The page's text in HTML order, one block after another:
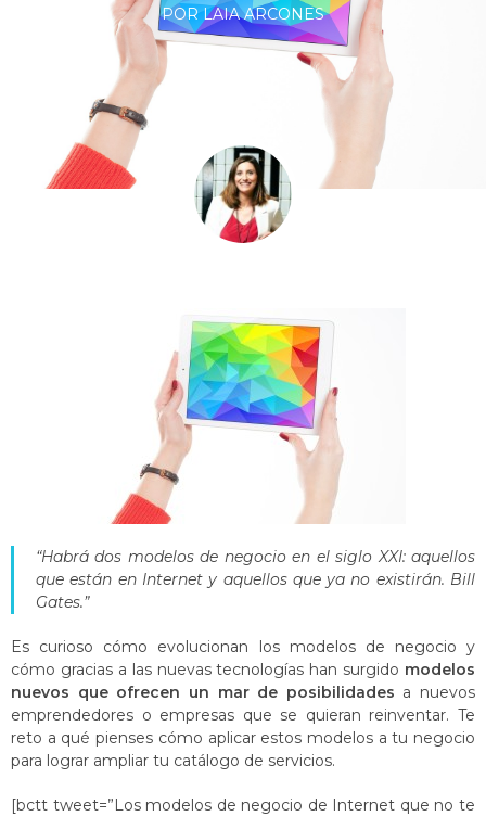
POR LAIA ARCONES
“Habrá dos modelos de negocio en el siglo XXI: aquellos
que están en Internet y aquellos que ya no existirán. Bill
Gates.”
Es curioso cómo evolucionan los modelos de negocio y
cómo gracias a las nuevas tecnologías han surgido modelos
nuevos que ofrecen un mar de posibilidades a nuevos
emprendedores o empresas que se quieran reinventar. Te
reto a qué pienses cómo aplicar estos modelos a tu negocio
para lograr ampliar tu catálogo de servicios.
[bctt tweet=”Los modelos de negocio de Internet que no te